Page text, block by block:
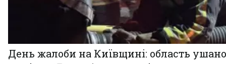
День жалоби на Київщині: область